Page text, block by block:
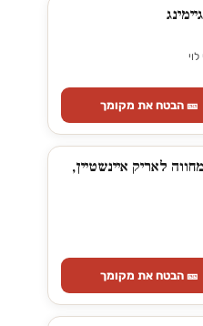
🎫 הבטח את מקומך
לאריק איינשטיין,
🎫 הבטח את מקומך